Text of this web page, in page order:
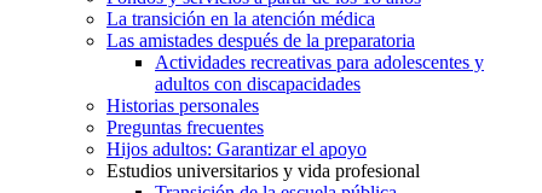
La transición en la atención médica
Las amistades después de la preparatoria
Actividades recreativas para adolescentes y
adultos con discapacidades
Historias personales
Preguntas frecuentes
Hijos adultos: Garantizar el apoyo
Estudios universitarios y vida profesional